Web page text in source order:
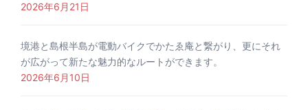
2026年6月21日
境港と島根半島が電動バイクでかたゑ庵と繋がり、更にそれ
が広がって新たな魅力的なルートができます。
2026年6月10日